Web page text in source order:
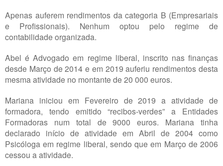
Apenas auferem rendimentos da categoria B (Empresariais
e Profissionais). Nenhum optou pelo regime de
contabilidade organizada.
Abel é Advogado em regime liberal, inscrito nas finanças
desde Março de 2014 e em 2019 auferiu rendimentos desta
mesma atividade no montante de 20 000 euros.
Mariana iniciou em Fevereiro de 2019 a atividade de
formadora, tendo emitido “recibos-verdes” a Entidades
Formadoras num total de 9000 euros. Mariana tinha
declarado início de atividade em Abril de 2004 como
Psicóloga em regime liberal, sendo que em Março de 2006
cessou a atividade.